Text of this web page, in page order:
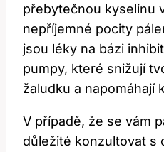
přebytečnou kyselinu
nepříjemné pocity
jsou léky na bázi
pumpy, které snižují
žaludku a napomáhají
V případě, že se vám
důležité konzultovat s